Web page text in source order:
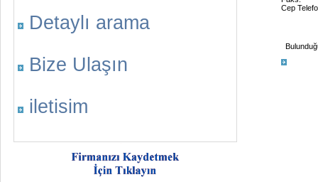
Detaylı arama
Bize Ulaşın
iletisim
Cep